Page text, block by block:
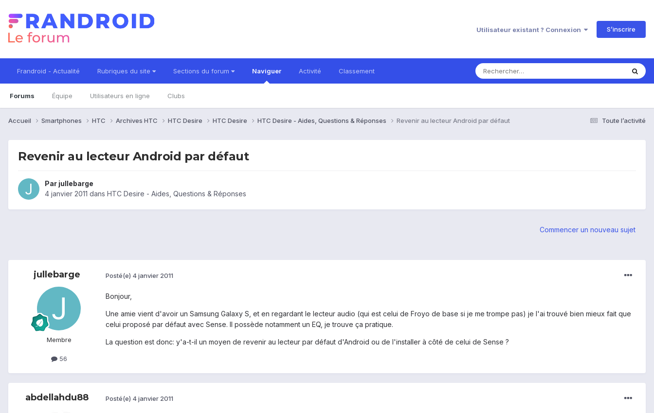
Utilisateur existant ? Connexion S’inscrire
Frandroid - Actualité Rubriques du site Sections du forum Naviguer
Forums Équipe Utilisateurs en ligne Clubs
Activité Classement
Toute l’activité
Accueil Smartphones HTC Archives HTC HTC Desire HTC Desire HTC Desire - Aides, Questions & Réponses Revenir au lecteur Android par défaut
Revenir au lecteur Android par défaut
Par jullebarge
4 janvier 2011 dans HTC Desire - Aides, Questions & Réponses
Commencer un nouveau sujet
jullebarge
Membre
56
Posté(e) 4 janvier 2011
Bonjour,
Une amie vient d'avoir un Samsung Galaxy S, et en regardant le lecteur audio (qui est celui de Froyo de base si je me trompe pas) je l'ai trouvé bien mieux fait que
celui proposé par défaut avec Sense. Il possède notamment un EQ, je trouve ça pratique.
La question est donc: y'a-t-il un moyen de revenir au lecteur par défaut d'Android ou de l'installer à côté de celui de Sense ?
abdellahdu88 Posté(e) 4 janvier 2011